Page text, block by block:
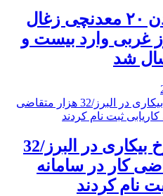
کشته شدن ۲۰ معدنچی زغال
غربی وارد بیست و
شد
کاهش نرخ بیکاری در البرز/32
کار در سامانه
نام کردند